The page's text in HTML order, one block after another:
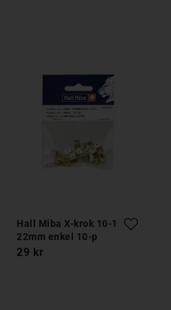
Hall Miba X-krok 10-1
22mm enkel 10-p
29 kr